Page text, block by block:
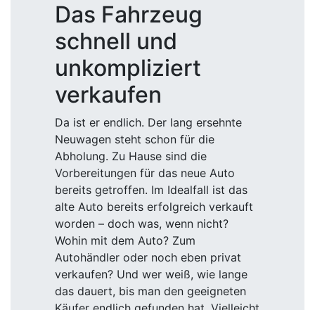
Das Fahrzeug
schnell und
unkompliziert
verkaufen
Da ist er endlich. Der lang ersehnte
Neuwagen steht schon für die
Abholung. Zu Hause sind die
Vorbereitungen für das neue Auto
bereits getroffen. Im Idealfall ist das
alte Auto bereits erfolgreich verkauft
worden – doch was, wenn nicht?
Wohin mit dem Auto? Zum
Autohändler oder noch eben privat
verkaufen? Und wer weiß, wie lange
das dauert, bis man den geeigneten